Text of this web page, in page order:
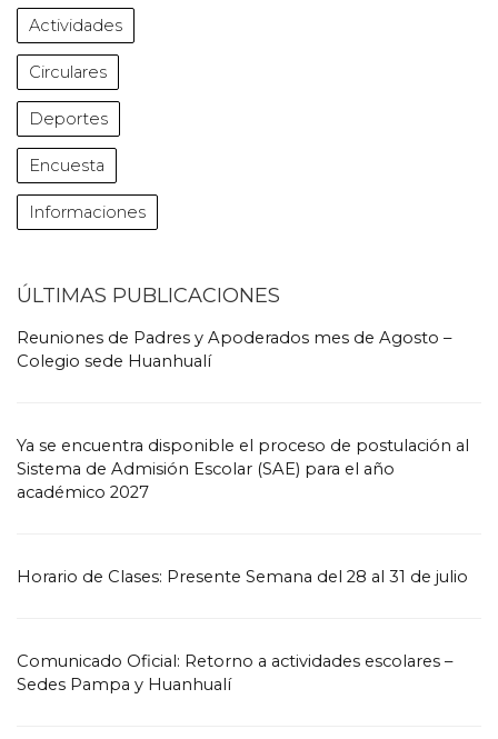
Actividades
Circulares
Deportes
Encuesta
Informaciones
ÚLTIMAS PUBLICACIONES
Reuniones de Padres y Apoderados mes de Agosto –
Colegio sede Huanhualí
Ya se encuentra disponible el proceso de postulación al
Sistema de Admisión Escolar (SAE) para el año
académico 2027
Horario de Clases: Presente Semana del 28 al 31 de julio
Comunicado Oficial: Retorno a actividades escolares –
Sedes Pampa y Huanhualí